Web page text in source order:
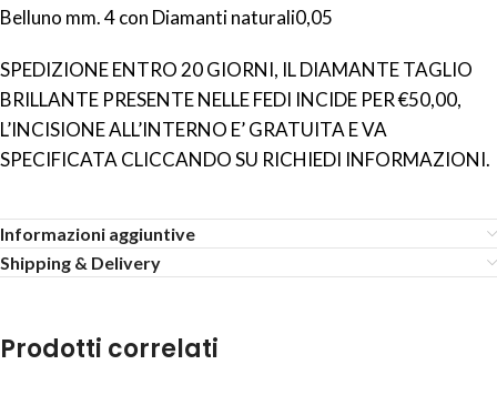
Belluno mm. 4 con Diamanti naturali0,05
SPEDIZIONE ENTRO 20 GIORNI, IL DIAMANTE TAGLIO
BRILLANTE PRESENTE NELLE FEDI INCIDE PER €50,00,
L’INCISIONE ALL’INTERNO E’ GRATUITA E VA
SPECIFICATA CLICCANDO SU RICHIEDI INFORMAZIONI.
Informazioni aggiuntive
Shipping & Delivery
Prodotti correlati